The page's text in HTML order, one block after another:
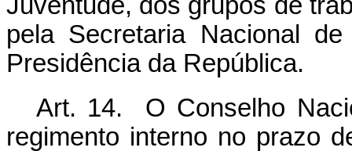
pela Secretaria Nacional
Presidência da República.
Art. 14. O Conselho
regimento interno no prazo